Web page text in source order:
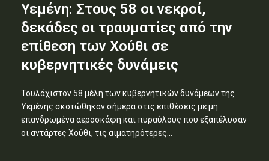
Υεμένη: Στους 58 οι νεκροί,
δεκάδες οι τραυματίες από την
επίθεση των Χούθι σε
κυβερνητικές δυνάμεις
Τουλάχιστον 58 μέλη των κυβερνητικών δυνάμεων της
Υεμένης σκοτώθηκαν σήμερα στις επιθέσεις με μη
επανδρωμένα αεροσκάφη και πυραύλους που εξαπέλυσαν
οι αντάρτες Χούθι, τις αιματηρότερες...